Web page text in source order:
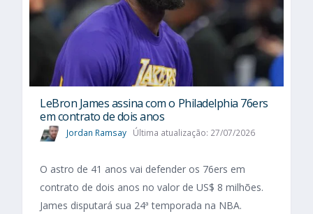
LeBron James assina com o Philadelphia 76ers
em contrato de dois anos
Jordan Ramsay Última atualização: 27/07/2026
O astro de 41 anos vai defender os 76ers em
contrato de dois anos no valor de US$ 8 milhões.
James disputará sua 24ª temporada na NBA.